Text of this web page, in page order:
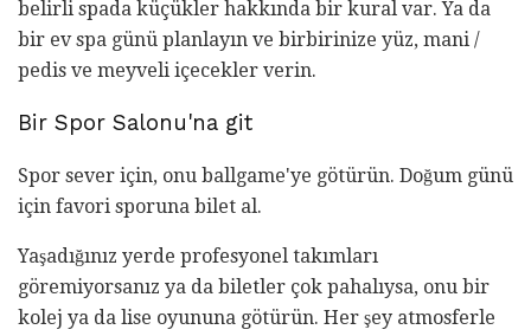
belirli spada küçükler hakkında bir kural var. Ya da
bir ev spa günü planlayın ve birbirinize yüz, mani /
pedis ve meyveli içecekler verin.
Bir Spor Salonu'na git
Spor sever için, onu ballgame'ye götürün. Doğum günü
için favori sporuna bilet al.
Yaşadığınız yerde profesyonel takımları
göremiyorsanız ya da biletler çok pahalıysa, onu bir
kolej ya da lise oyununa götürün. Her şey atmosferle